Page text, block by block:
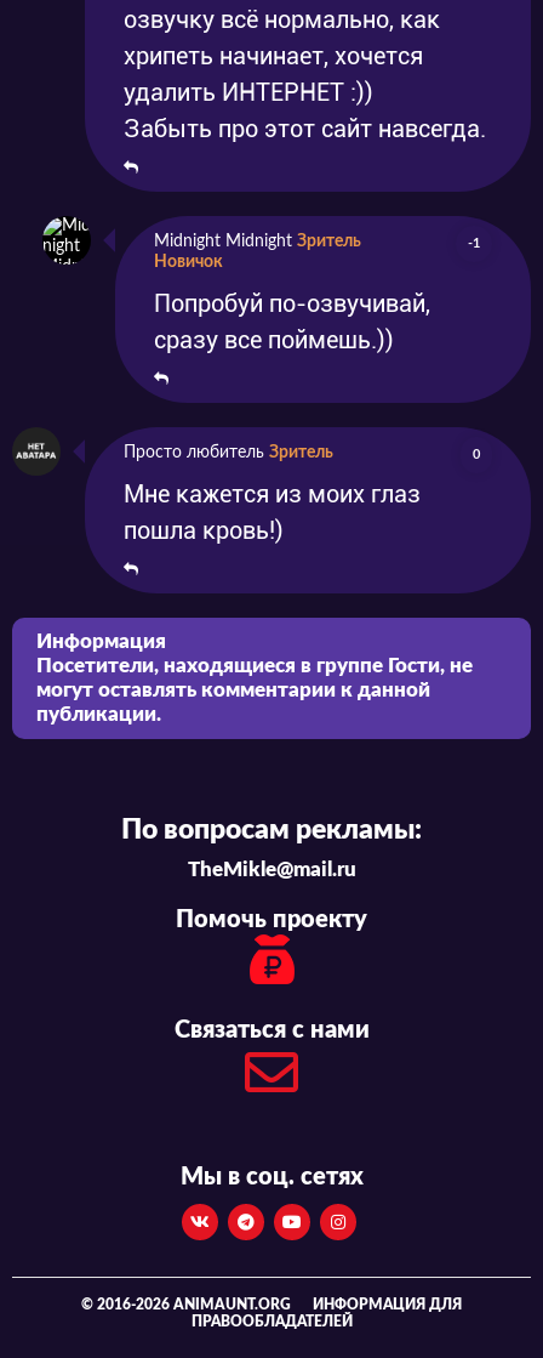
озвучку всё нормально, как
хрипеть начинает, хочется
удалить ИНТЕРНЕТ :))
Забыть про этот сайт навсегда.
Midnight Midnight Зритель
Новичок
-1
Попробуй по-озвучивай,
сразу все поймешь.))
Просто любитель Зритель 0
Мне кажется из моих глаз
пошла кровь!)
Информация
Посетители, находящиеся в группе Гости, не
могут оставлять комментарии к данной
публикации.
По вопросам рекламы:
TheMikle@mail.ru
Помочь проекту
Связаться с нами
Мы в соц. сетях
© 2016-2026 ANIMAUNT.ORG
ИНФОРМАЦИЯ ДЛЯ
ПРАВООБЛАДАТЕЛЕЙ